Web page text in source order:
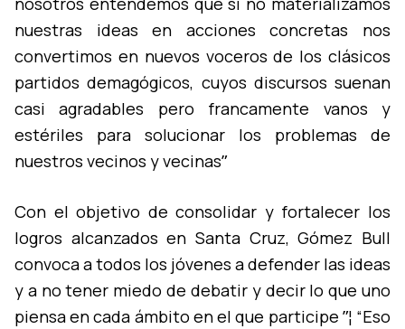
nuestras ideas en acciones concretas nos
convertimos en nuevos voceros de los clásicos
partidos demagógicos, cuyos discursos suenan
casi agradables pero francamente vanos y
estériles para solucionar los problemas de
nuestros vecinos y vecinasˮ
Con el objetivo de consolidar y fortalecer los
logros alcanzados en Santa Cruz, Gómez Bull
convoca a todos los jóvenes a defender las ideas
y a no tener miedo de debatir y decir lo que uno
piensa en cada ámbito en el que participe ˮ¦ “Eso